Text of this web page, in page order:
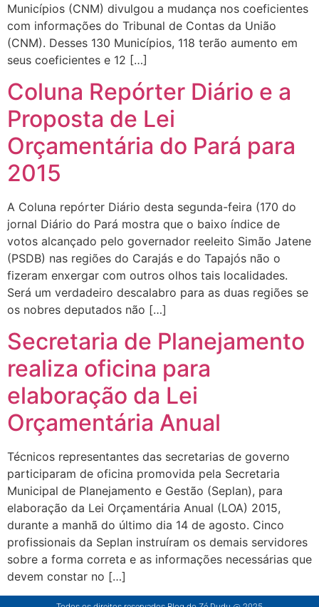
Municípios (CNM) divulgou a mudança nos coeficientes
com informações do Tribunal de Contas da União
(CNM). Desses 130 Municípios, 118 terão aumento em
seus coeficientes e 12 […]
Coluna Repórter Diário e a
Proposta de Lei
Orçamentária do Pará para
2015
A Coluna repórter Diário desta segunda-feira (170 do
jornal Diário do Pará mostra que o baixo índice de
votos alcançado pelo governador reeleito Simão Jatene
(PSDB) nas regiões do Carajás e do Tapajós não o
fizeram enxergar com outros olhos tais localidades.
Será um verdadeiro descalabro para as duas regiões se
os nobres deputados não […]
Secretaria de Planejamento
realiza oficina para
elaboração da Lei
Orçamentária Anual
Técnicos representantes das secretarias de governo
participaram de oficina promovida pela Secretaria
Municipal de Planejamento e Gestão (Seplan), para
elaboração da Lei Orçamentária Anual (LOA) 2015,
durante a manhã do último dia 14 de agosto. Cinco
profissionais da Seplan instruíram os demais servidores
sobre a forma correta e as informações necessárias que
devem constar no […]